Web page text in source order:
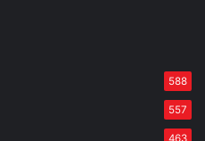
588
557
463